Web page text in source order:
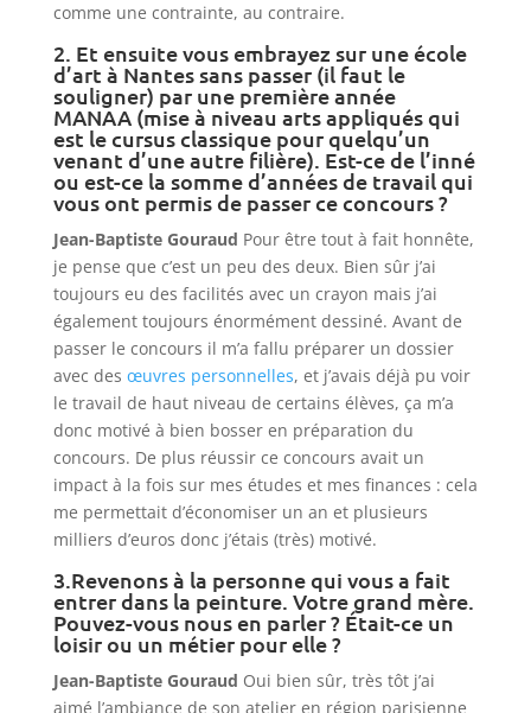
comme une contrainte, au contraire.
2. Et ensuite vous embrayez sur une école
d’art à Nantes sans passer (il faut le
souligner) par une première année
MANAA (mise à niveau arts appliqués qui
est le cursus classique pour quelqu’un
venant d’une autre filière). Est-ce de l’inné
ou est-ce la somme d’années de travail qui
vous ont permis de passer ce concours ?
Jean-Baptiste Gouraud Pour être tout à fait honnête,
je pense que c’est un peu des deux. Bien sûr j’ai
toujours eu des facilités avec un crayon mais j’ai
également toujours énormément dessiné. Avant de
passer le concours il m’a fallu préparer un dossier
avec des œuvres personnelles, et j’avais déjà pu voir
le travail de haut niveau de certains élèves, ça m’a
donc motivé à bien bosser en préparation du
concours. De plus réussir ce concours avait un
impact à la fois sur mes études et mes finances : cela
me permettait d’économiser un an et plusieurs
milliers d’euros donc j’étais (très) motivé.
3.Revenons à la personne qui vous a fait
entrer dans la peinture. Votre grand mère.
Pouvez-vous nous en parler ? Était-ce un
loisir ou un métier pour elle ?
Jean-Baptiste Gouraud Oui bien sûr, très tôt j’ai
aimé l’ambiance de son atelier en région parisienne